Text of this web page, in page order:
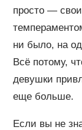
просто —
ни было, на
Всё потому,
девушки
еще больше.
Если вы не